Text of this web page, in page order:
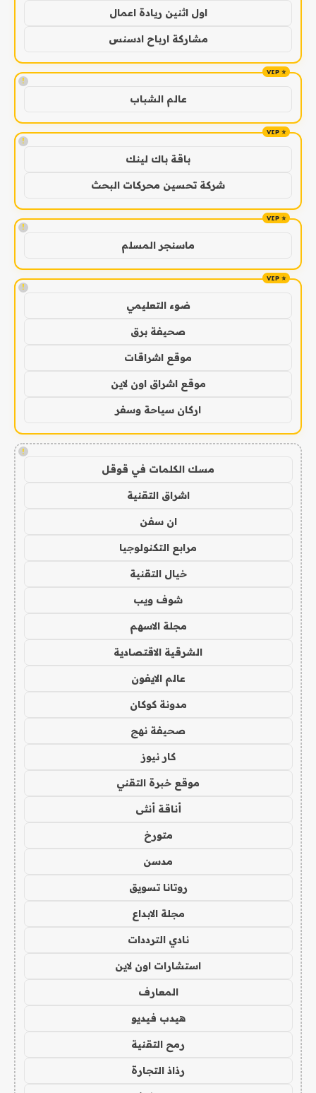
اول اثنين ريادة اعمال
مشاركة ارباح ادسنس
!
عالم الشباب
!
باقة باك لينك
شركة تحسين محركات البحث
!
ماسنجر المسلم
!
ضوء التعليمي
صحيفة برق
موقع اشراقات
موقع اشراق اون لاين
اركان سياحة وسفر
!
مسك الكلمات في قوقل
اشراق التقنية
ان سفن
مرابع التكنولوجيا
خيال التقنية
شوف ويب
مجلة الاسهم
الشرقية الاقتصادية
عالم الايفون
مدونة كوكان
صحيفة نهج
كار نيوز
موقع خبرة التقني
أناقة أنثى
متورخ
مدسن
روتانا تسويق
مجلة الابداع
نادي الترددات
استشارات اون لاين
المعارف
هيدب فيديو
رمح التقنية
رذاذ التجارة